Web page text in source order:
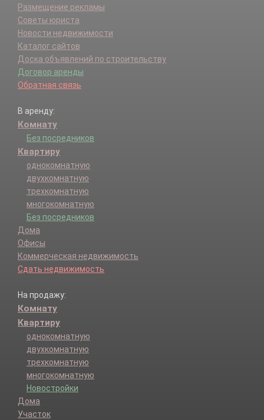
Размещение рекламы
Советы юриста
Новости недвижимости
Каталог сайтов
Доска объявлений по строительству
Договор аренды
Обратная связь
В аренду:
Комнату
Без посредников
Квартиру
однокомнатную
двухкомнатную
трехкомнатную
многокомнатную
Без посредников
Дома
Офисы
Коммерческая недвижимость
Сдать недвижимость
На продажу:
Комнату
Квартиру
однокомнатную
двухкомнатную
трехкомнатную
многокомнатную
Новостройки
Дома
Участок